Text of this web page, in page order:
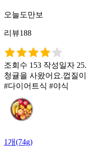
오늘도만보
리뷰188
조회수 153 작성일자
청귤을 사왔어요.껍질
#다이어트식 #야식
1개(74g)